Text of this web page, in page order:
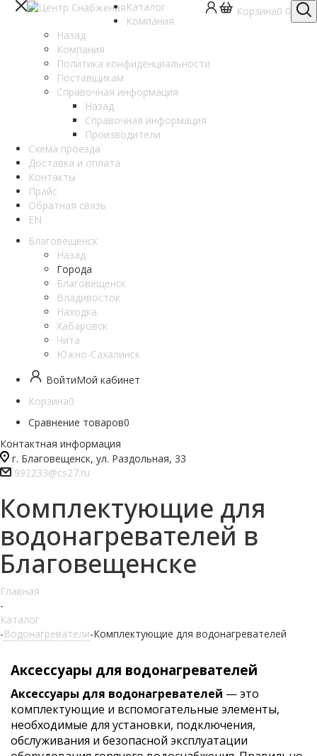
Корзина0 0
Каталог
Компания
Назад
Компания
Политика конфиденциальности
Поставщикам
Справочная информация
Назад
Справочная информация
Производители
Схема проезда
Доставка и оплата
Контакты
Прайс
Обратная связь
EN
Благовещенск
Назад
Города
Благовещенск
Владивосток
Находка
Хабаровск
Чита
Южно-Сахалинск
ВойтиМой кабинет
Корзина0
Сравнение товаров0
Контактная информация
г. Благовещенск, ул. Раздольная, 33
992233@cs27.ru
Комплектующие для
водонагревателей в
Благовещенске
Главная
-
Каталог
-Водонагреватели-Комплектующие для водонагревателей
Аксессуары для водонагревателей
Аксессуары для водонагревателей — это
комплектующие и вспомогательные элементы,
необходимые для установки, подключения,
обслуживания и безопасной эксплуатации